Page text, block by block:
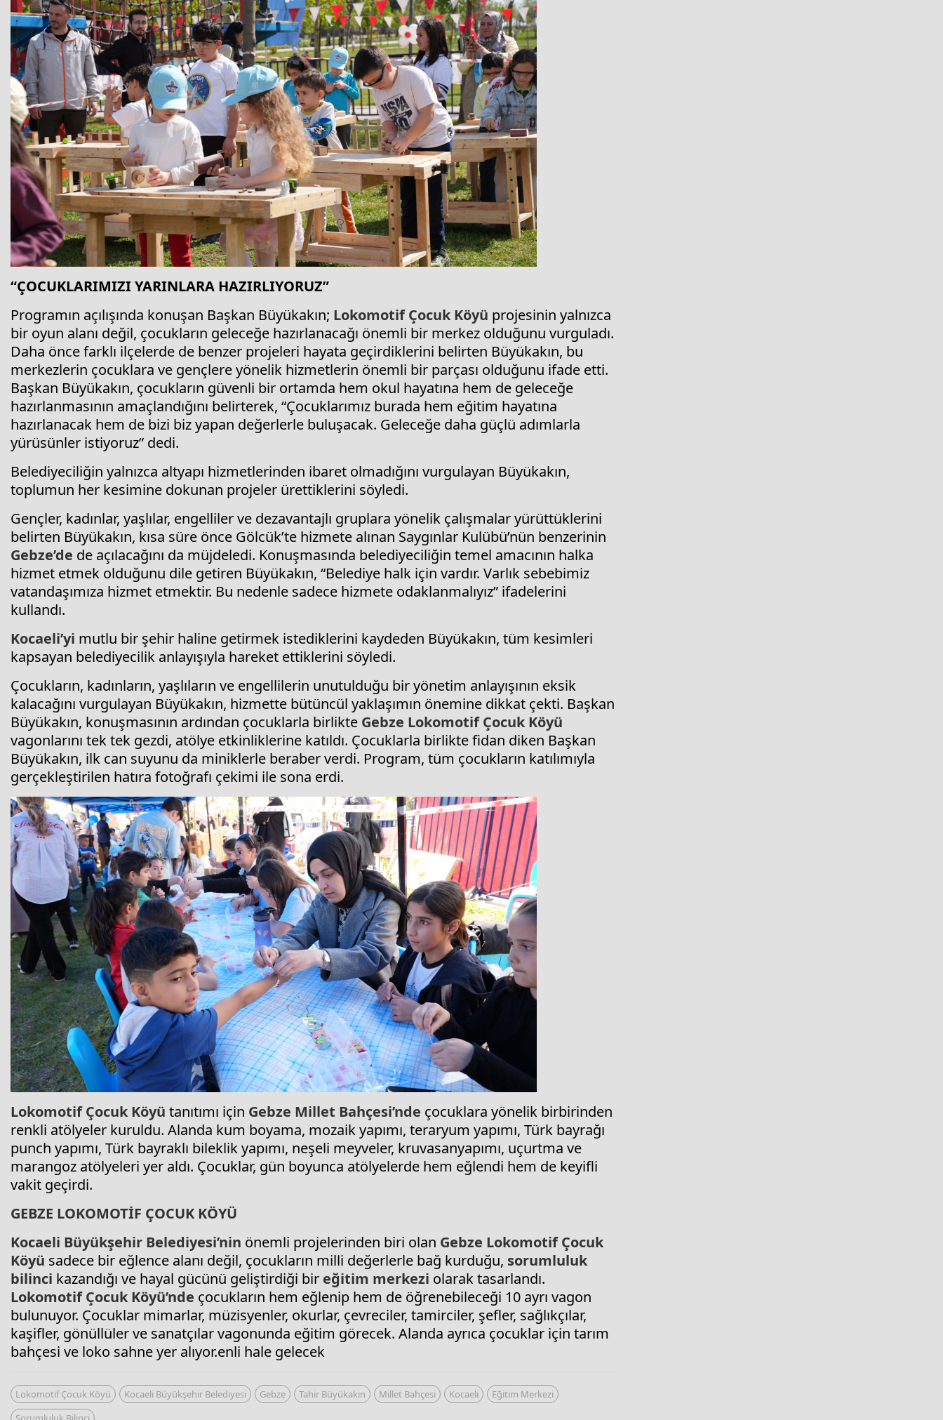
“ÇOCUKLARIMIZI YARINLARA HAZIRLIYORUZ”
Programın açılışında konuşan Başkan Büyükakın; Lokomotif Çocuk Köyü projesinin yalnızca
bir oyun alanı değil, çocukların geleceğe hazırlanacağı önemli bir merkez olduğunu vurguladı.
Daha önce farklı ilçelerde de benzer projeleri hayata geçirdiklerini belirten Büyükakın, bu
merkezlerin çocuklara ve gençlere yönelik hizmetlerin önemli bir parçası olduğunu ifade etti.
Başkan Büyükakın, çocukların güvenli bir ortamda hem okul hayatına hem de geleceğe
hazırlanmasının amaçlandığını belirterek, “Çocuklarımız burada hem eğitim hayatına
hazırlanacak hem de bizi biz yapan değerlerle buluşacak. Geleceğe daha güçlü adımlarla
yürüsünler istiyoruz” dedi.
Belediyeciliğin yalnızca altyapı hizmetlerinden ibaret olmadığını vurgulayan Büyükakın,
toplumun her kesimine dokunan projeler ürettiklerini söyledi.
Gençler, kadınlar, yaşlılar, engelliler ve dezavantajlı gruplara yönelik çalışmalar yürüttüklerini
belirten Büyükakın, kısa süre önce Gölcük’te hizmete alınan Saygınlar Kulübü’nün benzerinin
Gebze’de de açılacağını da müjdeledi. Konuşmasında belediyeciliğin temel amacının halka
hizmet etmek olduğunu dile getiren Büyükakın, “Belediye halk için vardır. Varlık sebebimiz
vatandaşımıza hizmet etmektir. Bu nedenle sadece hizmete odaklanmalıyız” ifadelerini
kullandı.
Kocaeli’yi mutlu bir şehir haline getirmek istediklerini kaydeden Büyükakın, tüm kesimleri
kapsayan belediyecilik anlayışıyla hareket ettiklerini söyledi.
Çocukların, kadınların, yaşlıların ve engellilerin unutulduğu bir yönetim anlayışının eksik
kalacağını vurgulayan Büyükakın, hizmette bütüncül yaklaşımın önemine dikkat çekti. Başkan
Büyükakın, konuşmasının ardından çocuklarla birlikte Gebze Lokomotif Çocuk Köyü
vagonlarını tek tek gezdi, atölye etkinliklerine katıldı. Çocuklarla birlikte fidan diken Başkan
Büyükakın, ilk can suyunu da miniklerle beraber verdi. Program, tüm çocukların katılımıyla
gerçekleştirilen hatıra fotoğrafı çekimi ile sona erdi.
Lokomotif Çocuk Köyü tanıtımı için Gebze Millet Bahçesi’nde çocuklara yönelik birbirinden
renkli atölyeler kuruldu. Alanda kum boyama, mozaik yapımı, teraryum yapımı, Türk bayrağı
punch yapımı, Türk bayraklı bileklik yapımı, neşeli meyveler, kruvasanyapımı, uçurtma ve
marangoz atölyeleri yer aldı. Çocuklar, gün boyunca atölyelerde hem eğlendi hem de keyifli
vakit geçirdi.
GEBZE LOKOMOTİF ÇOCUK KÖYÜ
Kocaeli Büyükşehir Belediyesi’nin önemli projelerinden biri olan Gebze Lokomotif Çocuk
Köyü sadece bir eğlence alanı değil, çocukların milli değerlerle bağ kurduğu, sorumluluk
bilinci kazandığı ve hayal gücünü geliştirdiği bir eğitim merkezi olarak tasarlandı.
Lokomotif Çocuk Köyü’nde çocukların hem eğlenip hem de öğrenebileceği 10 ayrı vagon
bulunuyor. Çocuklar mimarlar, müzisyenler, okurlar, çevreciler, tamirciler, şefler, sağlıkçılar,
kaşifler, gönüllüler ve sanatçılar vagonunda eğitim görecek. Alanda ayrıca çocuklar için tarım
bahçesi ve loko sahne yer alıyor.enli hale gelecek
Lokomotif Çocuk Köyü Kocaeli Büyükşehir Belediyesi Gebze Tahir Büyükakın Millet Bahçesi Kocaeli
Eğitim Merkezi